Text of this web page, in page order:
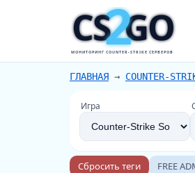
CS GO
2
МОНИТОРИНГ COUNTER-STRIKE СЕРВЕРОВ
ГЛАВНАЯ → COUNTER-
Игра
Сбросить теги FREE